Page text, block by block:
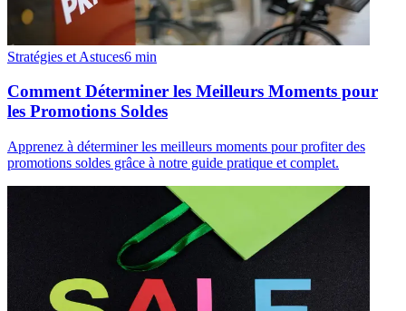
Stratégies et Astuces6 min
Comment Déterminer les Meilleurs Moments pour
les Promotions Soldes
Apprenez à déterminer les meilleurs moments pour profiter des
promotions soldes grâce à notre guide pratique et complet.